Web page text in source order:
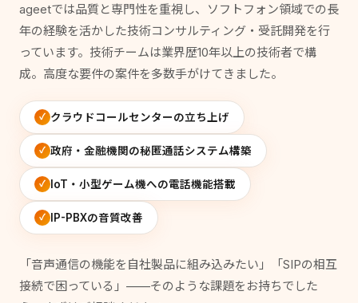
ageetでは品質と専門性を重視し、ソフトフォン領域での長
年の経験を活かした技術コンサルティング・受託開発を行
っています。技術チームは業界歴10年以上の技術者で構
成。高度な要件の案件を多数手がけてきました。
クラウドコールセンターの立ち上げ
政府・金融機関の秘匿通話システム構築
IoT・小型ゲーム機への電話機能搭載
IP-PBXの音質改善
「音声通信の機能を自社製品に組み込みたい」「SIPの相互
接続で困っている」——そのような課題をお持ちでした